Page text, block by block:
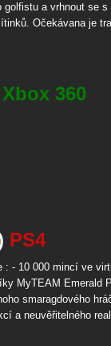
golfistu a vrhnout se s
Očekávana je
Xbox 360
PS4
: - 10 000 mincí ve
MyTEAM Emerald
smaragdového
a neuvěřitelného